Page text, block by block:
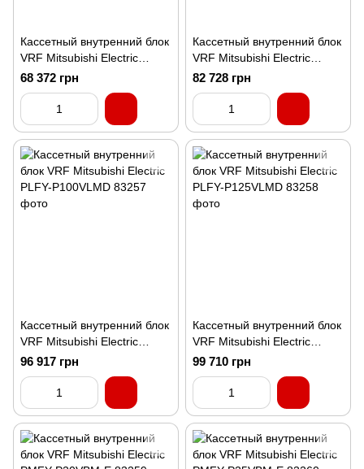
Кассетный внутренний блок
VRF Mitsubishi Electric
PLFY-P63VLMD
68 372 грн
Кассетный внутренний блок
VRF Mitsubishi Electric
PLFY-P80VLMD
82 728 грн
Кассетный внутренний блок
VRF Mitsubishi Electric
PLFY-P100VLMD
96 917 грн
Кассетный внутренний блок
VRF Mitsubishi Electric
PLFY-P125VLMD
99 710 грн